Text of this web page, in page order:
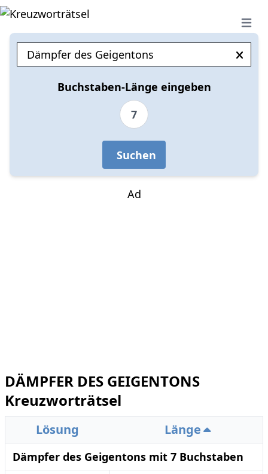
Open
Buchstaben-Länge eingeben
7
Suchen
Ad
DÄMPFER DES GEIGENTONS
Kreuzworträtsel
Lösung Länge
Dämpfer des Geigentons mit 7 Buchstaben